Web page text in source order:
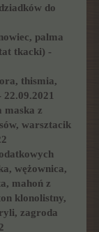
do
palma
tkacki) -
thismia,
maska z
warsztacik
wężownica,
mahoń z
klonolistny,
zagroda